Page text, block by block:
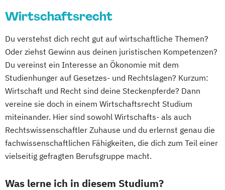
Wirtschaftsrecht
Du verstehst dich recht gut auf wirtschaftliche Themen?
Oder ziehst Gewinn aus deinen juristischen Kompetenzen?
Du vereinst ein Interesse an Ökonomie mit dem
Studienhunger auf Gesetzes- und Rechtslagen? Kurzum:
Wirtschaft und Recht sind deine Steckenpferde? Dann
vereine sie doch in einem Wirtschaftsrecht Studium
miteinander. Hier sind sowohl Wirtschafts- als auch
Rechtswissenschaftler Zuhause und du erlernst genau die
fachwissenschaftlichen Fähigkeiten, die dich zum Teil einer
vielseitig gefragten Berufsgruppe macht.
Was lerne ich in diesem Studium?